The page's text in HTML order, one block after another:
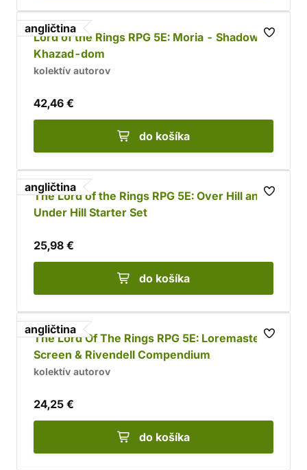
angličtina
Lord of the Rings RPG 5E: Moria - Shadow of
Khazad-dom
kolektív autorov
42,46 €
do košíka
angličtina
The Lord of the Rings RPG 5E: Over Hill and
Under Hill Starter Set
25,98 €
do košíka
angličtina
The Lord Of The Rings RPG 5E: Loremaster’s
Screen & Rivendell Compendium
kolektív autorov
24,25 €
do košíka